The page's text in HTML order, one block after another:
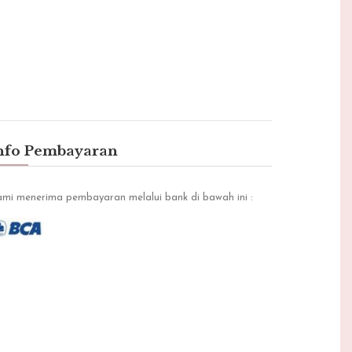
Pembayaran
menerima pembayaran melalui bank di bawah ini :